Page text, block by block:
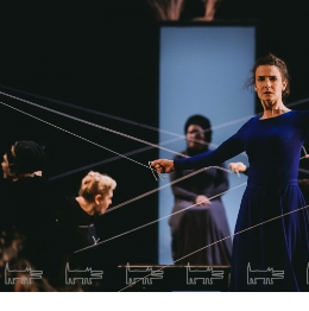
Связь времен в
Альбы» читается
поколений живут
одной женщины.
истории так все
понимаешь: да, есть
можешь бояться,
но в них есть сила.
этим справляешься,